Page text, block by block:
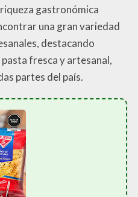
gastronómica
una gran variedad
destacando
fresca y artesanal,
partes del país.